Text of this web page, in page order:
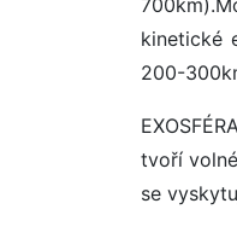
kinetické
200-
tvoří
se